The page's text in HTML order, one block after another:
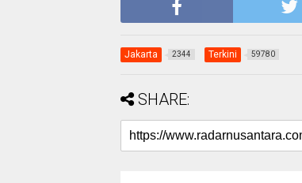
Jakarta 2344 Terkini 59780
SHARE: